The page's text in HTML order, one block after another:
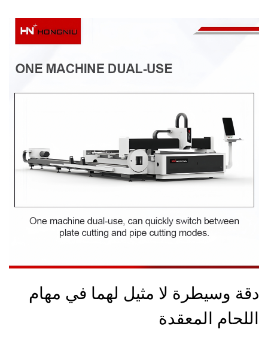
دقة وسيطرة لا مثيل لهما في مهام
اللحام المعقدة